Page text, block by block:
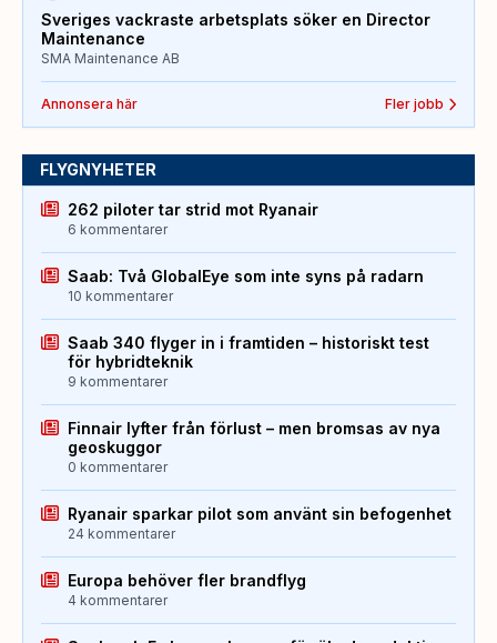
Sveriges vackraste arbetsplats söker en Director
Maintenance
SMA Maintenance AB
Annonsera här Fler jobb
FLYGNYHETER
262 piloter tar strid mot Ryanair
6 kommentarer
Saab: Två GlobalEye som inte syns på radarn
10 kommentarer
Saab 340 flyger in i framtiden – historiskt test
för hybridteknik
9 kommentarer
Finnair lyfter från förlust – men bromsas av nya
geoskuggor
0 kommentarer
Ryanair sparkar pilot som använt sin befogenhet
24 kommentarer
Europa behöver fler brandflyg
4 kommentarer